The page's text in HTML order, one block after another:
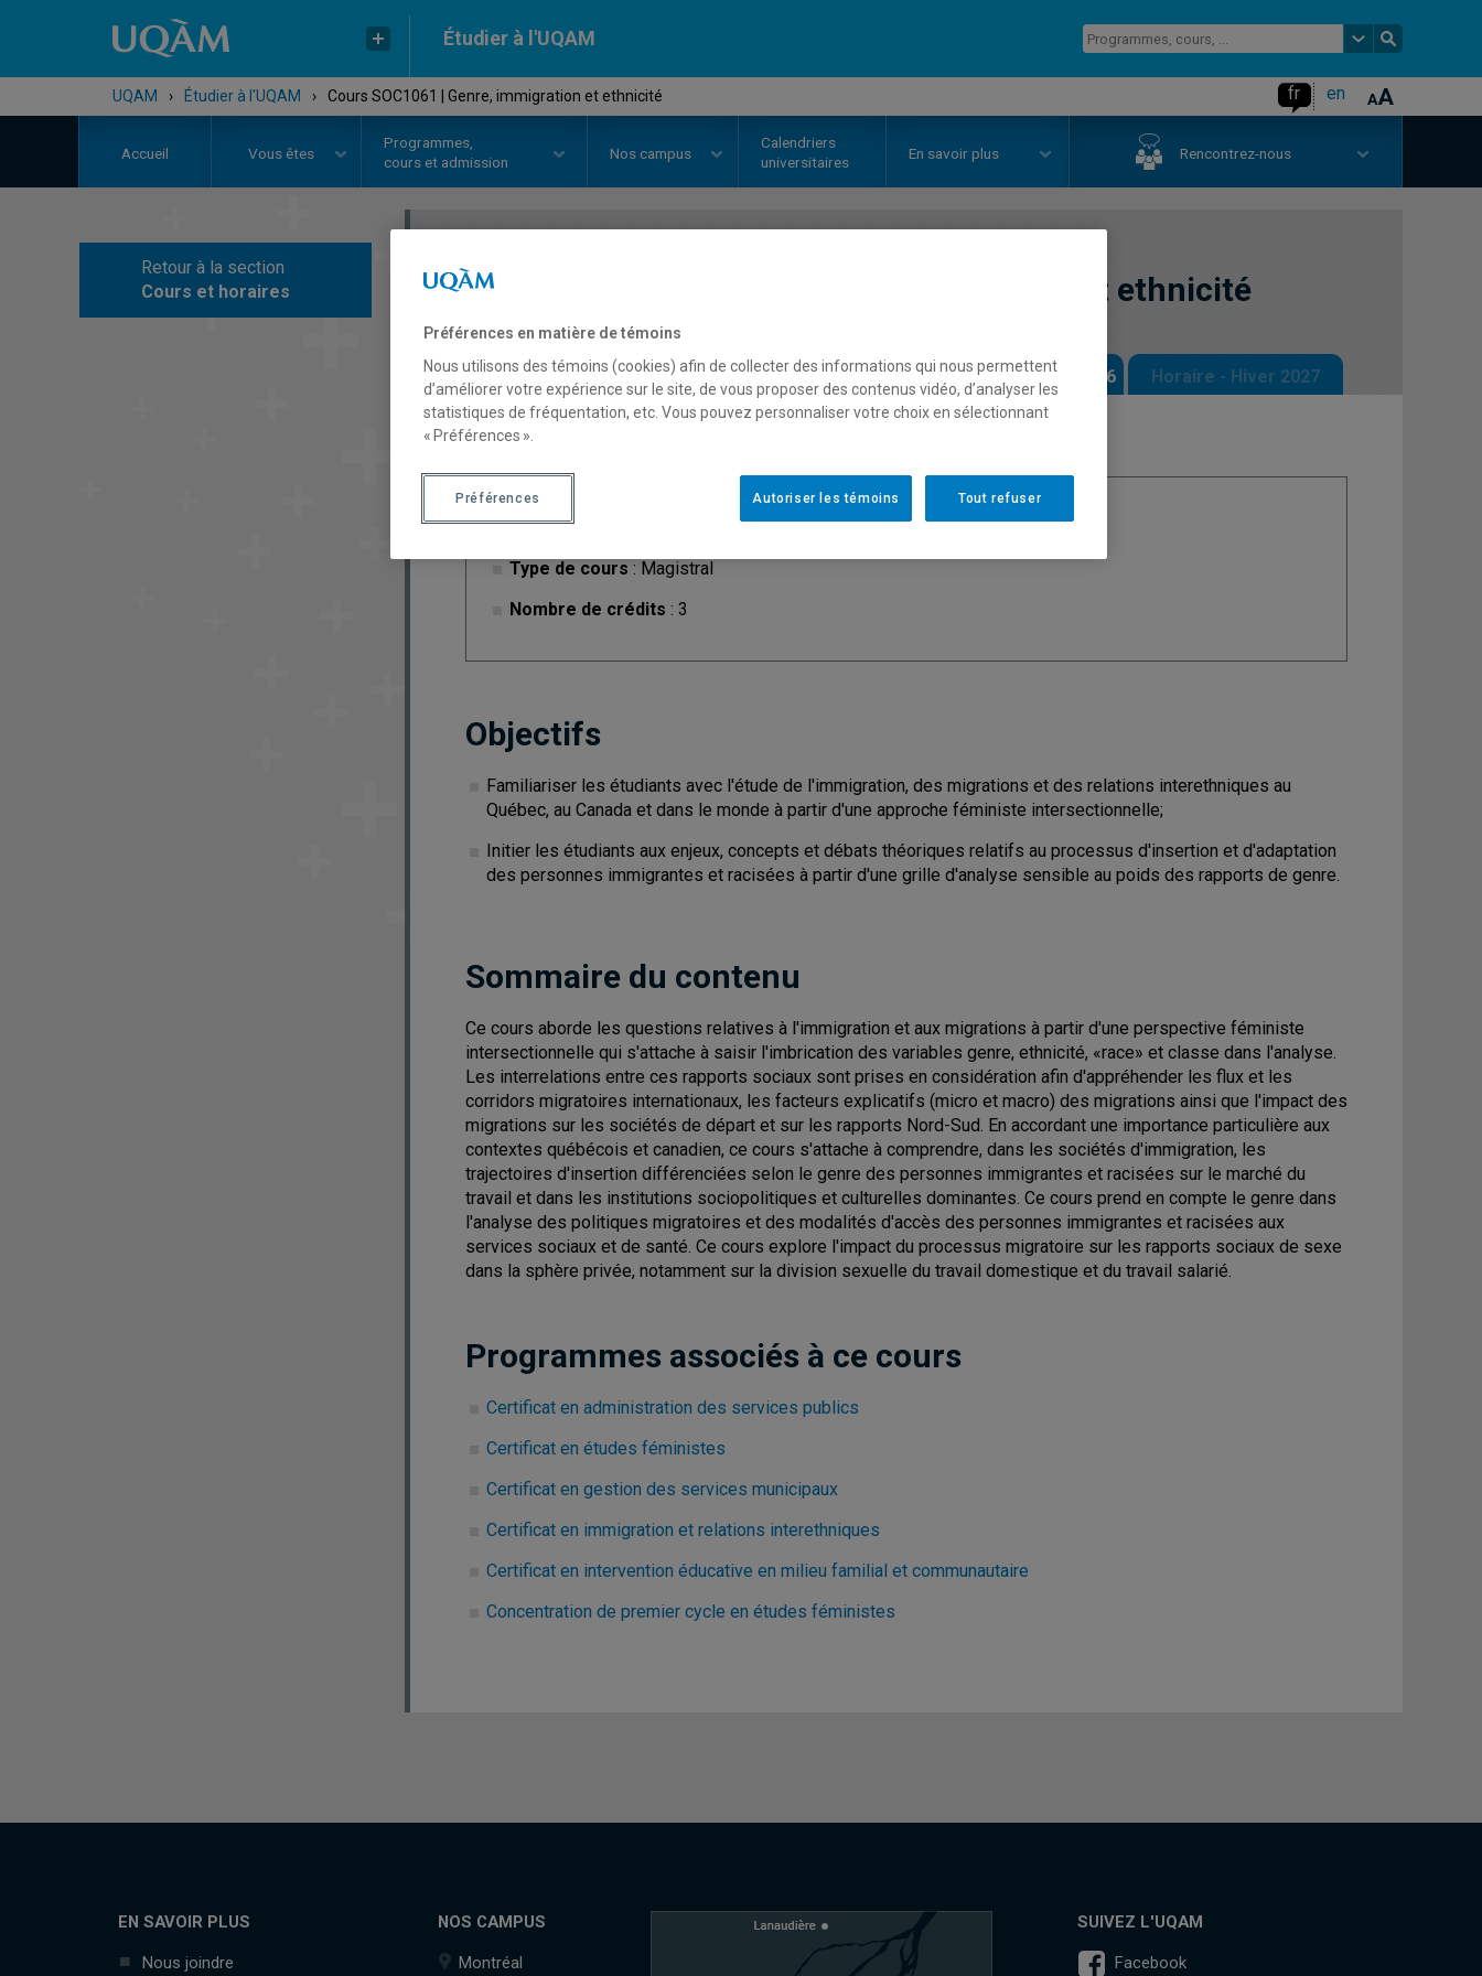
Étudier à l'UQAM
UQAM › Étudier à l'UQAM › Cours SOC1061 | Genre, immigration et ethnicité fr en
Accueil Vous êtes
Programmes,
cours et admission
Nos campus
Calendriers
universitaires
En savoir plus Rencontrez-nous
Retour à la section
Cours et horaires
COURS Genre, immigration et ethnicité
Description Horaire - Été 2026 Horaire - Automne 2026 Horaire - Hiver 2027
Cycle: 1
Type de cours : Magistral
Nombre de crédits : 3
Discipline: Sociologie
Objectifs
Familiariser les étudiants avec l'étude de l'immigration, des migrations et des relations interethniques au
Québec, au Canada et dans le monde à partir d'une approche féministe intersectionnelle;
Initier les étudiants aux enjeux, concepts et débats théoriques relatifs au processus d'insertion et d'adaptation
des personnes immigrantes et racisées à partir d'une grille d'analyse sensible au poids des rapports de genre.
Sommaire du contenu
Ce cours aborde les questions relatives à l'immigration et aux migrations à partir d'une perspective féministe
intersectionnelle qui s'attache à saisir l'imbrication des variables genre, ethnicité, «race» et classe dans l'analyse.
Les interrelations entre ces rapports sociaux sont prises en considération afin d'appréhender les flux et les
corridors migratoires internationaux, les facteurs explicatifs (micro et macro) des migrations ainsi que l'impact des
migrations sur les sociétés de départ et sur les rapports Nord-Sud. En accordant une importance particulière aux
contextes québécois et canadien, ce cours s'attache à comprendre, dans les sociétés d'immigration, les
trajectoires d'insertion différenciées selon le genre des personnes immigrantes et racisées sur le marché du
travail et dans les institutions sociopolitiques et culturelles dominantes. Ce cours prend en compte le genre dans
l'analyse des politiques migratoires et des modalités d'accès des personnes immigrantes et racisées aux
services sociaux et de santé. Ce cours explore l'impact du processus migratoire sur les rapports sociaux de sexe
dans la sphère privée, notamment sur la division sexuelle du travail domestique et du travail salarié.
Programmes associés à ce cours
Certificat en administration des services publics
Certificat en études féministes
Certificat en gestion des services municipaux
Certificat en immigration et relations interethniques
Certificat en intervention éducative en milieu familial et communautaire
Concentration de premier cycle en études féministes
EN SAVOIR PLUS
Nous joindre
NOS CAMPUS
Montréal
SUIVEZ L'UQAM
Facebook
Préférences en matière de témoins
Nous utilisons des témoins (cookies) afin de collecter des informations qui nous permettent
d’améliorer votre expérience sur le site, de vous proposer des contenus vidéo, d’analyser les
statistiques de fréquentation, etc. Vous pouvez personnaliser votre choix en sélectionnant
« Préférences ».
Tout refuser
Autoriser les témoins
Préférences